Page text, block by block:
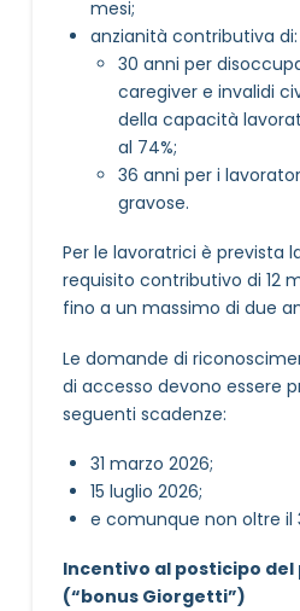
mesi;
anzianità contributiva di:
30 anni per
caregiver e invalidi
della capacità
al 74%;
36 anni per i
gravose.
Per le lavoratrici è prevista
requisito contributivo di 12
fino a un massimo di due
Le domande di
di accesso devono essere
seguenti scadenze:
31 marzo 2026;
15 luglio 2026;
e comunque non oltre il
Incentivo al posticipo
(“bonus Giorgetti”)